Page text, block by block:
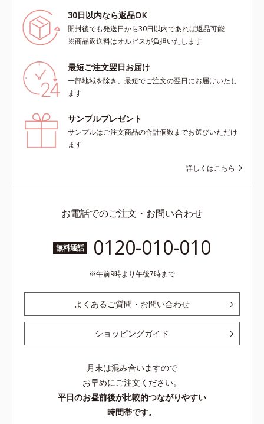
30日以内なら返品OK
開封後でも発送日から30日以内であれば返品可能
※商品返送料はオルビスが負担いたします
最短ご注文翌日お届け
一部地域を除き、最短でご注文の翌日にお届けいたし
ます
サンプルプレゼント
サンプルはご注文商品の合計個数までお選びいただけ
ます
詳しくはこちら
お電話でのご注文・お問い合わせ
無料通話 0120-010-010
午前9時より午後7時まで
よくあるご質問・お問い合わせ
ショッピングガイド
月末は混み合いますので
お早めにご注文ください。
平日のお昼前後が比較的つながりやすい
時間帯です。